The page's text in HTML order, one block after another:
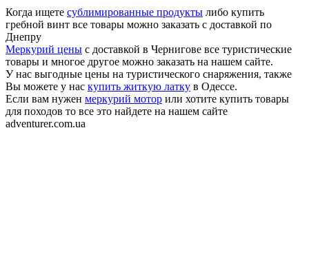
Когда ищете сублимированные продукты либо купить
гребной винт все товары можно заказать с доставкой по
Днепру
Меркурий цены с доставкой в Чернигове все туристические
товары и многое другое можно заказать на нашем сайте.
У нас выгодные цены на туристического снаряжения, также
Вы можете у нас купить житкую латку в Одессе.
Если вам нужен меркурий мотор или хотите купить товары
для походов то все это найдете на нашем сайте
adventurer.com.ua